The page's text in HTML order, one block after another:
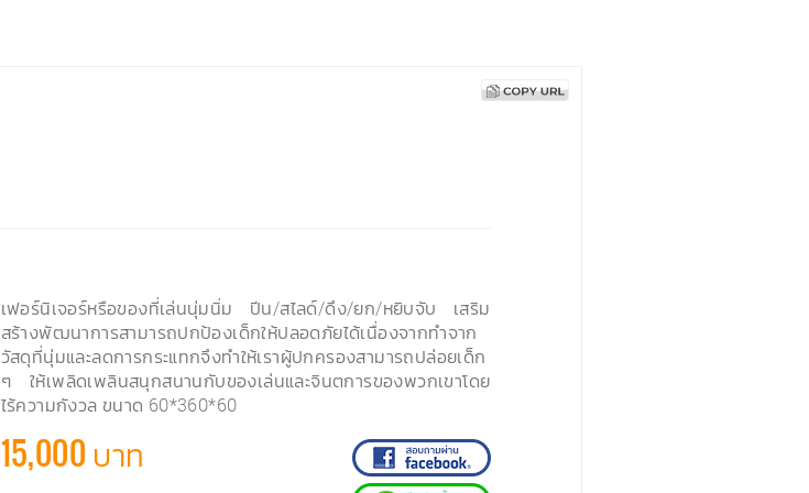
เฟอร์นิเจอร์หรือของที่เล่นนุ่มนิ่ม ปีน/สไลด์/ดึง/ยก/หยิบจับ เสริม
สร้างพัฒนาการสามารถปกป้องเด็กให้ปลอดภัยได้เนื่องจากทำจาก
วัสดุที่นุ่มและลดการกระแทกจึงทำให้เราผู้ปกครองสามารถปล่อยเด็ก
ๆ ให้เพลิดเพลินสนุกสนานกับของเล่นและจินตการของพวกเขาโดย
ไร้ความกังวล ขนาด 60*360*60
15,000 บาท